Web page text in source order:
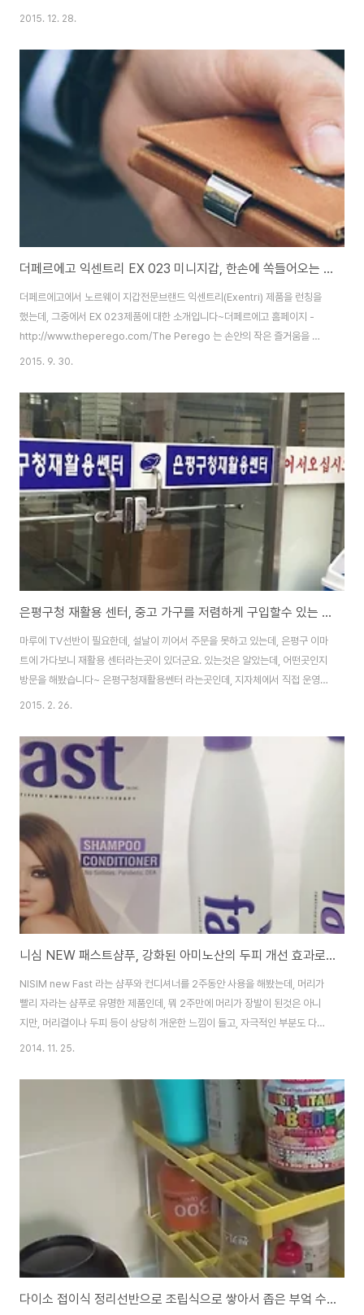
cat=015001006&query=view&no=1577matin clever backpack
반 가방과 달리 틀이 잡혀서 안에 들어있는것이 없어도 각이 잡혀있고, 상당히
가벼운 느낌으로 dslr 카메라, 캠코더, 삼각대 등의 수납도 상당히 좋고, 튼튼
해서 촬영을 나갈때 좋은 제품일 아닐까 싶습니다.노트북 수납도 가능하고, 안
의 구조도 자유롭게 변경이 가능한데, 장점도 많지만, 단점이라면 ..
2015. 12. 28.
더페르에고 익센트리 EX 023 미니지갑, 한손에 쏙들어오는 편리한 작은 지갑 리뷰
더페르에고에서 노르웨이 지갑전문브랜드 익센트리(Exentri) 제품을 런칭을
했는데, 그중에서 EX 023제품에 대한 소개입니다~더페르에고 홈페이지 -
http://www.theperego.com/The Perego 는 손안의 작은 즐거움을 만
들어 가자는 뜻이라고 하는데, 작고 실용적인 멋진 지갑브랜드를 런칭을 한듯
서 안정성을 인정 받았다고 하네요.유해성 검사는 포름알데히드, 염소화페놀
류, 6가크로뮴, 다이메틸푸마레이트, 아릴아민, 트라이뷰틸 등의 유해물질을
검사를 하는데, 이 6가지를 모두 통과한 제품들은 KC마크를 획득하게 된다고
하니, 지갑이나 패션 소품을 구입하실때 참고해 보시면 좋을듯 합니다.Exentri
익센트리는 1..
2015. 9. 30.
은평구청 재활용 센터, 중고 가구를 저렴하게 구입할수 있는 가구 매장 방문기
마루에 TV선반이 필요한데, 설날이 끼어서 주문을 못하고 있는데, 은평구 이마
트에 가다보니 재활용 센터라는곳이 있더군요. 있는것은 알았는데, 어떤곳인지
방문을 해봤습니다~ 은평구청재활용쎈터 라는곳인데, 지자체에서 직접 운영
하는것은 아니고, 직영으로 업체를 선정해서 운영을 하는곳이라고 합니다. 지
쭉 가시다보면 왼쪽편에 대로변 1층에 위치하고 있습니다. 장농, 가구, 사무용
품, 세탁기 등 꽤 많은 제품들이 있는데, 가격도 상당히 저렴합니다. 인터넷에서
15만원정도 주어야 하던 제품들이 6만원정도에 판매가 되고 있더구뇽~ 바로
어머니에게 전화를 해서 내려오시라고 해서 구입을 했는데, 배송비도 인근이라
서 그런지 무료라고 하더군요. 아주 넓..
2015. 2. 26.
니심 NEW 패스트샴푸, 강화된 아미노산의 두피 개선 효과로 머리가 빨리 자라는 Fast Shampoo
NISIM new Fast 라는 샴푸와 컨디셔너를 2주동안 사용을 해봤는데, 머리가
빨리 자라는 샴푸로 유명한 제품인데, 뭐 2주만에 머리가 장발이 된것은 아니
지만, 머리결이나 두피 등이 상당히 개운한 느낌이 들고, 자극적인 부분도 다른
샴푸에 비해서 더 괜찮은듯 합니다.니심코리아 NEW FAST SET 니심 뉴패스
들어있는데, 55,000원정도로 저렴한 가격은 아니지만, 민감한 두피이시거나
두피와 모발의 건강을 생각하신다면 한번 사용해 보시면 괜찮은 제품이 아닐까
싶습니다.니심 패스트 샴푸란?Fast 라는 제품명은 Fortified Amino Scalp
therapy이라는 단어의 약자로 강화된 아미노산으로 두피를 개선해준다는 뜻
이..
2014. 11. 25.
다이소 접이식 정리선반으로 조립식으로 쌓아서 좁은 부엌 수납공간 늘리는 방법